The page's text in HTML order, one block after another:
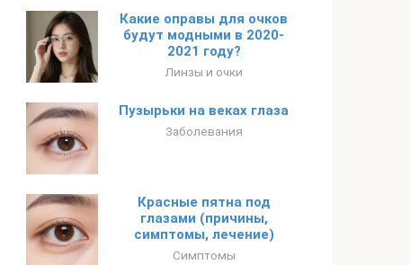
Какие оправы для очков
будут модными в 2020-
2021 году?
Линзы и очки
Пузырьки на веках глаза
Заболевания
Красные пятна под
глазами (причины,
симптомы, лечение)
Симптомы